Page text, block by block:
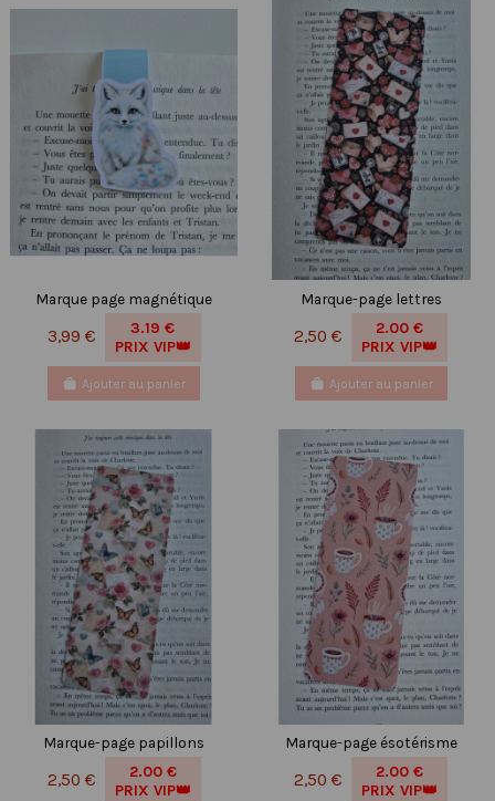
Marque page magnétique
3,99 €
3.19 €
PRIX VIP👑
Ajouter au panier
Marque-page lettres
2,50 €
2.00 €
PRIX VIP👑
Ajouter au panier
Marque-page papillons
2,50 €
2.00 €
PRIX VIP👑
Marque-page ésotérisme
2,50 €
2.00 €
PRIX VIP👑